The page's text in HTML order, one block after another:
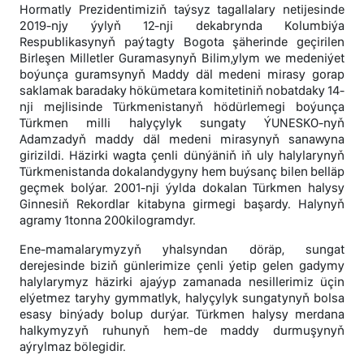
Hormatly Prezidentimiziň taýsyz tagallalary netijesinde
2019-njy ýylyň 12-nji dekabrynda Kolumbiýa
Respublikasynyň paýtagty Bogota şäherinde geçirilen
Birleşen Milletler Guramasynyň Bilim,ylym we medeniýet
boýunça guramsynyň Maddy däl medeni mirasy gorap
saklamak baradaky hökümetara komitetiniň nobatdaky 14-
nji mejlisinde Türkmenistanyň hödürlemegi boýunça
Türkmen milli halyçylyk sungaty ÝUNESKO-nyň
Adamzadyň maddy däl medeni mirasynyň sanawyna
girizildi. Häzirki wagta çenli dünýäniň iň uly halylarynyň
Türkmenistanda dokalandygyny hem buýsanç bilen belläp
geçmek bolýar. 2001-nji ýylda dokalan Türkmen halysy
Ginnesiň Rekordlar kitabyna girmegi başardy. Halynyň
agramy 1tonna 200kilogramdyr.
Ene-mamalarymyzyň yhalsyndan döräp, sungat
derejesinde biziň günlerimize çenli ýetip gelen gadymy
halylarymyz häzirki ajaýyp zamanada nesillerimiz üçin
elýetmez taryhy gymmatlyk, halyçylyk sungatynyň bolsa
esasy binýady bolup durýar. Türkmen halysy merdana
halkymyzyň ruhunyň hem-de maddy durmuşynyň
aýrylmaz bölegidir.